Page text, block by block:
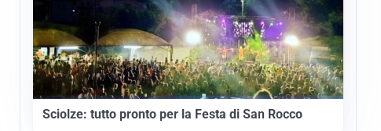
Sciolze: tutto pronto per la Festa di San Rocco